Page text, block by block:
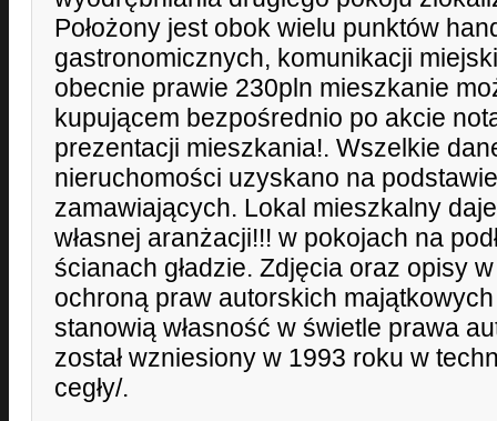
Położony jest obok wielu punktów
gastronomicznych, komunikacji
obecnie prawie 230pln mieszkanie
kupującem bezpośrednio po akcie
prezentacji mieszkania!. Wszelkie
nieruchomości uzyskano na
zamawiających. Lokal mieszkalny
własnej aranżacji!!! w pokojach na
ścianach gładzie. Zdjęcia oraz opisy
ochroną praw autorskich
stanowią własność w świetle prawa
został wzniesiony w 1993 roku w
cegły/.